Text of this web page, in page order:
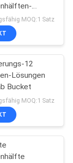
Greifer
MOQ:1 Satz
12
Lösungen
Bucket
MOQ:1 Satz